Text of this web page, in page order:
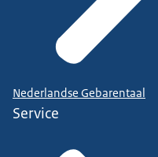
Nederlandse Gebarentaal
Service